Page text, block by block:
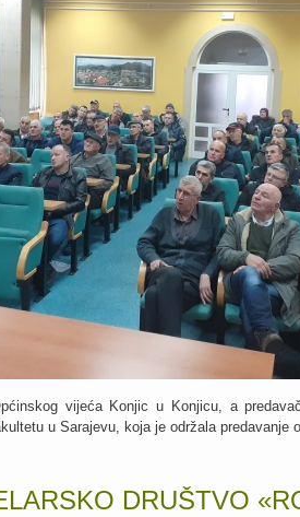
vijeća Konjic u Konjicu, a
u Sarajevu, koja je održala predavanje
DRUŠTVO